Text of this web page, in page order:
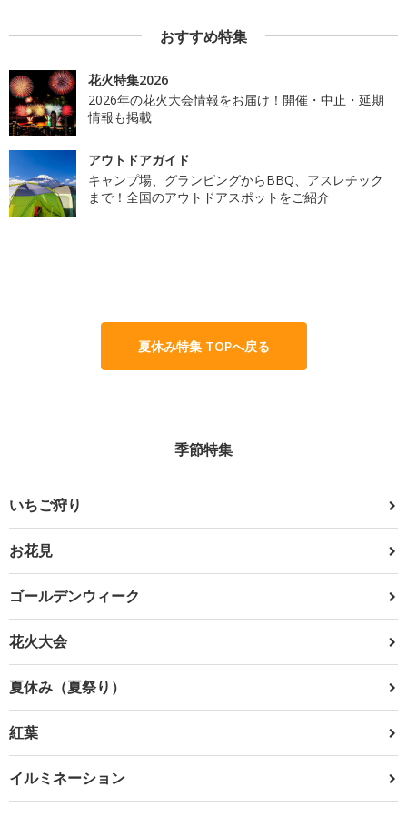
おすすめ特集
花火特集2026
2026年の花火大会情報をお届け！開催・中止・延期
情報も掲載
アウトドアガイド
キャンプ場、グランピングからBBQ、アスレチック
まで！全国のアウトドアスポットをご紹介
夏休み特集 TOPへ戻る
季節特集
いちご狩り
お花見
ゴールデンウィーク
花火大会
夏休み（夏祭り）
紅葉
イルミネーション